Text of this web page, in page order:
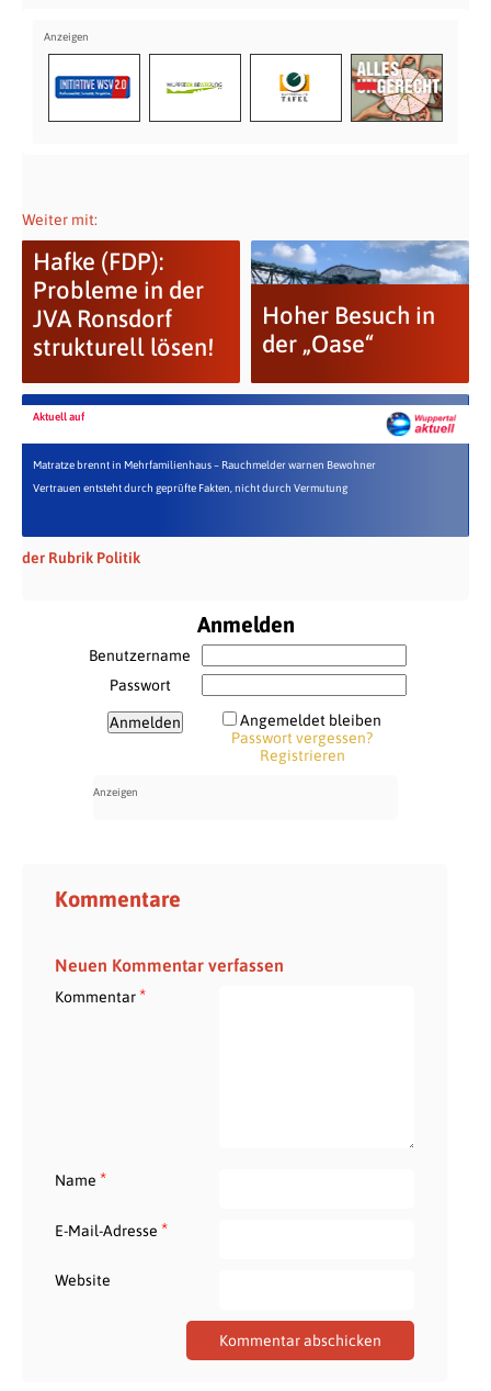
Weiter mit:
Hafke (FDP):
Probleme in der
JVA Ronsdorf
strukturell lösen!
Hoher Besuch in
der „Oase“
Aktuell auf
Matratze brennt in Mehrfamilienhaus – Rauchmelder warnen Bewohner
Vertrauen entsteht durch geprüfte Fakten, nicht durch Vermutung
der Rubrik Politik
Anmelden
Benutzername
Passwort
Angemeldet bleiben
Passwort vergessen?
Registrieren
Kommentare
Neuen Kommentar verfassen
Kommentar*
Name *
E-Mail-Adresse *
Website